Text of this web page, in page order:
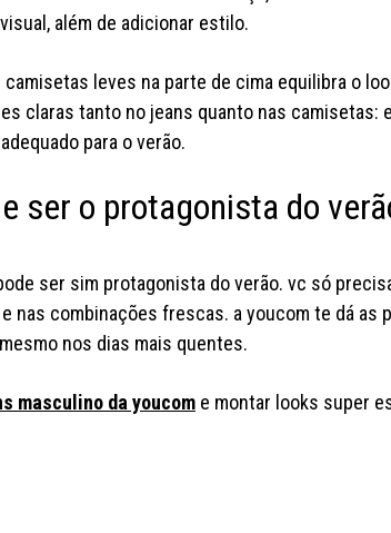
além de adicionar estilo.
leves na parte de cima equilibra o
claras tanto no jeans quanto nas camisetas:
para o verão.
ser o protagonista do
ser sim protagonista do verão. vc só
nas combinações frescas. a youcom te dá as
nos dias mais quentes.
masculino da youcome montar looks super